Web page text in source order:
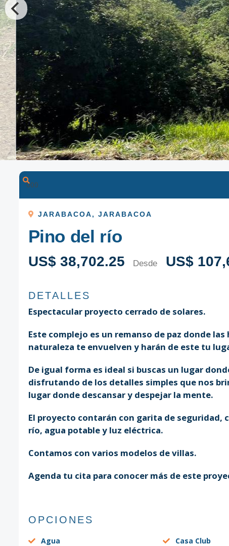
000
JARABACOA, JARABACOA
Pino del río
US$ 38,702.25 Desde US$
DETALLES
Espectacular proyecto cerrado de solares.
Este complejo es un remanso de paz donde
naturaleza te envuelven y harán de este tu
De igual forma es ideal si buscas un lugar
disfrutando de los detalles simples que nos
lugar donde descansar y despejar la mente.
El proyecto contarán con garita de seguridad,
río, agua potable y luz eléctrica.
Contamos con varios modelos de villas.
Agenda tu cita para conocer más de este
OPCIONES
Agua Casa Club